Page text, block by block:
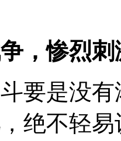
，惨烈刺
要是没
绝不轻